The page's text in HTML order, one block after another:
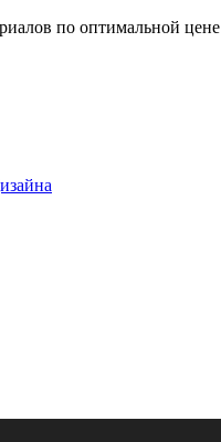
по оптимальной цене